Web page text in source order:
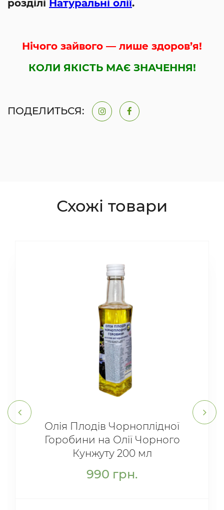
розділі Натуральні олії.
Нічого зайвого — лише здоров’я!
КОЛИ ЯКІСТЬ МАЄ ЗНАЧЕННЯ!
ПОДЕЛИТЬСЯ:
Схожі товари
Олія Плодів Чорноплідної
Горобини на Олії Чорного
Кунжуту 200 мл
990 грн.